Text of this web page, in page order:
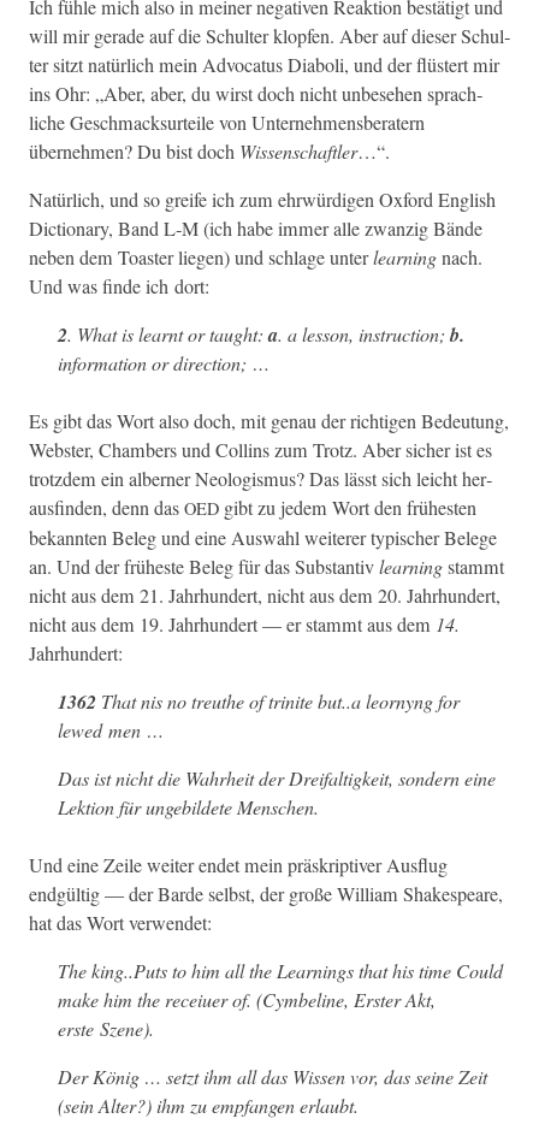
Ich füh­le mich also in mein­er neg­a­tiv­en Reak­tion bestätigt und
will mir ger­ade auf die Schul­ter klopfen. Aber auf dieser Schul­
ter sitzt natür­lich mein Advo­ca­tus Dia­boli, und der flüstert mir
ins Ohr: „Aber, aber, du wirst doch nicht unbe­se­hen sprach­
liche Geschmack­surteile von Unternehmens­ber­atern
übernehmen? Du bist doch Wis­senschaftler…“.
Natür­lich, und so greife ich zum ehrwürdi­gen Oxford Eng­lish
Dic­tio­nary, Band L‑M (ich habe immer alle zwanzig Bände
neben dem Toast­er liegen) und schlage unterlearn­ingnach.
Und was finde ich dort:
2. What is learnt or taught:a. a les­son, instruc­tion;b.
infor­ma­tion or direction; …
Es gibt das Wort also doch, mit genau der richti­gen Bedeu­tung,
Web­ster, Cham­bers und Collins zum Trotz. Aber sich­er ist es
trotz­dem ein albern­er Neol­o­gis­mus? Das lässt sich leicht her­
aus­find­en, denn das OED gibt zu jedem Wort den früh­esten
bekan­nten Beleg und eine Auswahl weit­er­er typ­is­ch­er Belege
an. Und der früh­este Beleg für das Sub­stan­tivlearn­ingstammt
nicht aus dem 21. Jahrhun­dert, nicht aus dem 20. Jahrhun­dert,
nicht aus dem 19. Jahrhun­dert — er stammt aus dem 14.
Jahrhundert:
1362 That nis no treuthe of tri­nite but..a leornyng for
lewed men …
Das ist nicht die Wahrheit der Dreifaltigkeit, son­dern eine
Lek­tion für unge­bildete Menschen.
Und eine Zeile weit­er endet mein präskrip­tiv­er Aus­flug
endgültig — der Barde selb­st, der große William Shake­speare,
hat das Wort verwendet:
The king..Puts to him all the Learn­ings that his time Could
make him the receiuer of. (Cym­be­line, Erster Akt,
erste Szene).
Der König … set­zt ihm all das Wis­sen vor, das seine Zeit
(sein Alter?) ihm zu emp­fan­gen erlaubt.